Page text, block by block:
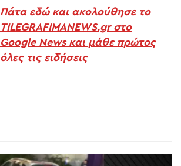
Πάτα εδώ και ακολούθησε το
TILEGRAFIMANEWS.gr στο
Google News και μάθε πρώτος
όλες τις ειδήσεις